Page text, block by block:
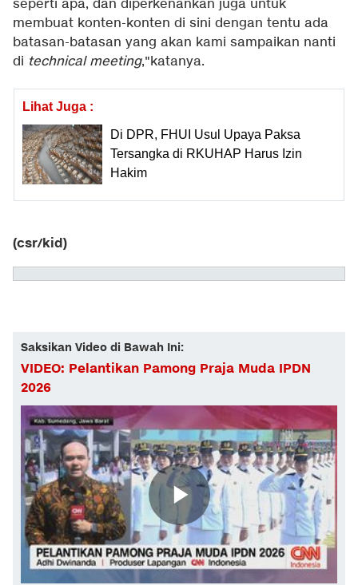
seperti apa, dan diperkenankan juga untuk
membuat konten-konten di sini dengan tentu ada
batasan-batasan yang akan kami sampaikan nanti
di technical meeting,"katanya.
Lihat Juga :
Di DPR, FHUI Usul Upaya Paksa
Tersangka di RKUHAP Harus Izin
Hakim
(csr/kid)
Saksikan Video di Bawah Ini:
VIDEO: Pelantikan Pamong Praja Muda IPDN
2026